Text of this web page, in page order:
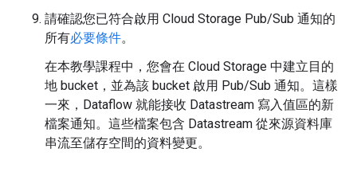
請確認您已符合啟用 Cloud Storage Pub/Sub 通知的
所有必要條件。
在本教學課程中，您會在 Cloud Storage 中建立目的
地 bucket，並為該 bucket 啟用 Pub/Sub 通知。這樣
一來，Dataflow 就能接收 Datastream 寫入值區的新
檔案通知。這些檔案包含 Datastream 從來源資料庫
串流至儲存空間的資料變更。